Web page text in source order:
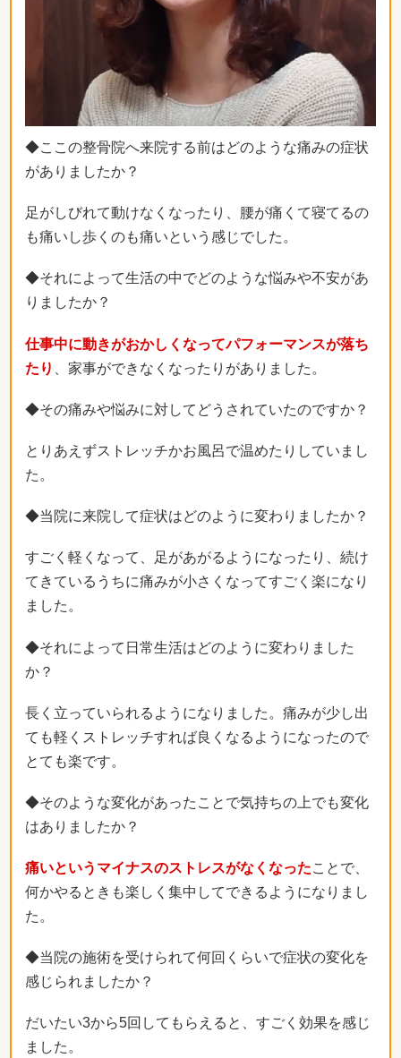
◆ここの整骨院へ来院する前はどのような痛みの症状
がありましたか？
足がしびれて動けなくなったり、腰が痛くて寝てるの
も痛いし歩くのも痛いという感じでした。
◆それによって生活の中でどのような悩みや不安があ
りましたか？
仕事中に動きがおかしくなってパフォーマンスが落ち
たり
、家事ができなくなったりがありました。
◆その痛みや悩みに対してどうされていたのですか？
とりあえずストレッチかお風呂で温めたりしていまし
た。
◆当院に来院して症状はどのように変わりましたか？
すごく軽くなって、足があがるようになったり、続け
てきているうちに痛みが小さくなってすごく楽になり
ました。
◆それによって日常生活はどのように変わりました
か？
長く立っていられるようになりました。痛みが少し出
ても軽くストレッチすれば良くなるようになったので
とても楽です。
◆そのような変化があったことで気持ちの上でも変化
はありましたか？
痛いというマイナスのストレスがなくなったことで、
何かやるときも楽しく集中してできるようになりまし
た。
◆当院の施術を受けられて何回くらいで症状の変化を
感じられましたか？
だいたい3から5回してもらえると、すごく効果を感じ
ました。